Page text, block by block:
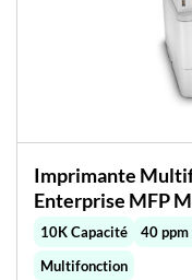
Imprimante
Enterprise MFP
10K Capacité 40
Multifonction